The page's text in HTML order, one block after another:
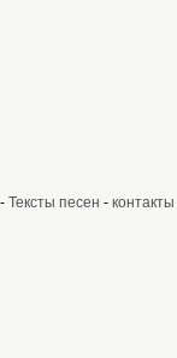
- Тексты песен - контакты